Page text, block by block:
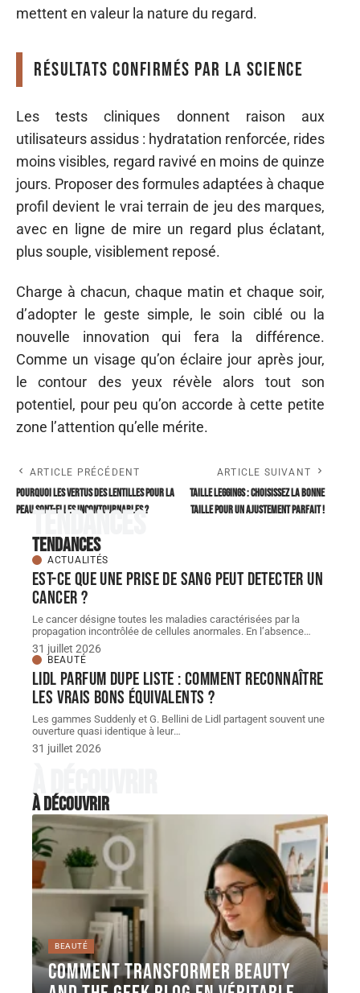
mettent en valeur la nature du regard.
Résultats confirmés par la science
Les tests cliniques donnent raison aux
utilisateurs assidus : hydratation renforcée, rides
moins visibles, regard ravivé en moins de quinze
jours. Proposer des formules adaptées à chaque
profil devient le vrai terrain de jeu des marques,
avec en ligne de mire un regard plus éclatant,
plus souple, visiblement reposé.
Charge à chacun, chaque matin et chaque soir,
d’adopter le geste simple, le soin ciblé ou la
nouvelle innovation qui fera la différence.
Comme un visage qu’on éclaire jour après jour,
le contour des yeux révèle alors tout son
potentiel, pour peu qu’on accorde à cette petite
zone l’attention qu’elle mérite.
ARTICLE PRÉCÉDENT
Pourquoi les vertus des lentilles pour la
peau sont-elles incontournables ?
ARTICLE SUIVANT
Taille leggings : choisissez la bonne
taille pour un ajustement parfait !
Tendances
Tendances
ACTUALITÉS
Est-ce que une prise de sang peut detecter un
cancer ?
Le cancer désigne toutes les maladies caractérisées par la
propagation incontrôlée de cellules anormales. En l’absence…
31 juillet 2026
BEAUTÉ
Lidl parfum dupe Liste : comment reconnaître
les vrais bons équivalents ?
Les gammes Suddenly et G. Bellini de Lidl partagent souvent une
ouverture quasi identique à leur…
31 juillet 2026
À découvrir
À découvrir
BEAUTÉ
Comment transformer Beauty